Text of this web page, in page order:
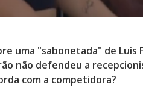
uma "sabonetada" de
não defendeu a
com a competidora?